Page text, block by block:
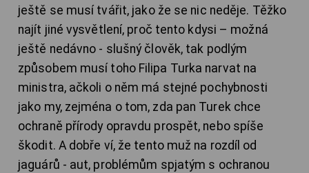
ještě se musí tvářit, jako že se nic neděje. Těžko
najít jiné vysvětlení, proč tento kdysi – možná
ještě nedávno - slušný člověk, tak podlým
způsobem musí toho Filipa Turka narvat na
ministra, ačkoli o něm má stejné pochybnosti
jako my, zejména o tom, zda pan Turek chce
ochraně přírody opravdu prospět, nebo spíše
škodit. A dobře ví, že tento muž na rozdíl od
jaguárů - aut, problémům spjatým s ochranou